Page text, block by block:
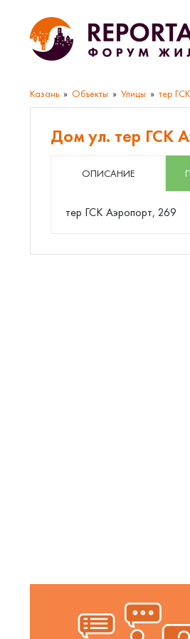
Казань Объекты Улицы тер
Дом ул. тер ГСК
ОПИСАНИЕ
тер ГСК Аэропорт, 269